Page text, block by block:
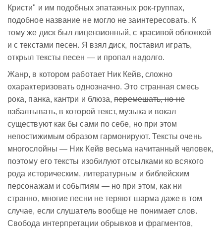
Кристи" и им подобных эпатажных рок-группах,
подобное название не могло не заинтересовать. К
тому же диск был лицензионный, с красивой обложкой
и с текстами песен. Я взял диск, поставил играть,
открыл тексты песен — и пропал надолго.
Жанр, в котором работает Ник Кейв, сложно
охарактеризовать однозначно. Это странная смесь
рока, панка, кантри и блюза,перемешать, но не
взбалтывать, в которой текст, музыка и вокал
существуют как бы сами по себе, но при этом
непостижимым образом гармонируют. Тексты очень
многослойны — Ник Кейв весьма начитанный человек,
поэтому его тексты изобилуют отсылками ко всякого
рода историческим, литературным и библейским
персонажам и событиям — но при этом, как ни
странно, многие песни не теряют шарма даже в том
случае, если слушатель вообще не понимает слов.
Свобода интерпретации обрывков и фрагментов,